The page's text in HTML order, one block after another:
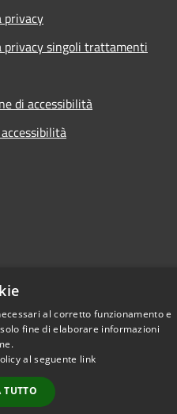
privacy
privacy singoli trattamenti
di accessibilità
© 2026 • Comune di Corte de'
al corretto funzionamento e
fine di elaborare informazioni
al seguente link
TUTTO